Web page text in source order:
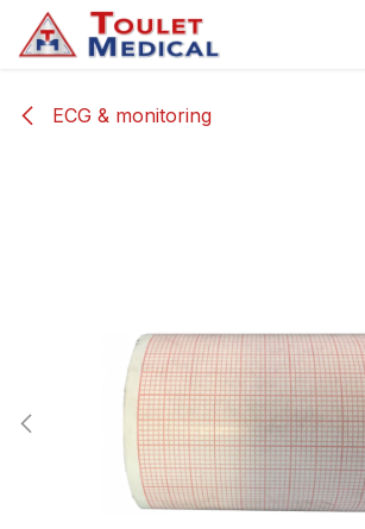
Se rendre au contenu
ECG & monitoring